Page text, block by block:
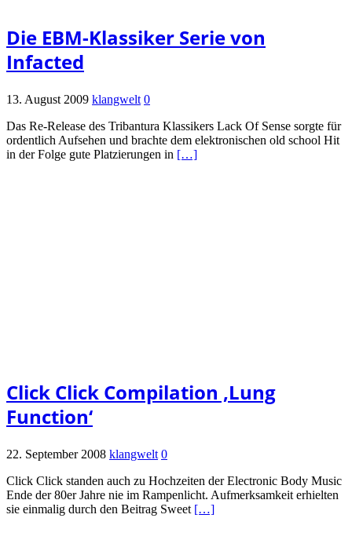
Die EBM-Klassiker Serie von
Infacted
13. August 2009 klangwelt 0
Das Re-Release des Tribantura Klassikers Lack Of Sense sorgte für
ordentlich Aufsehen und brachte dem elektronischen old school Hit
in der Folge gute Platzierungen in […]
Click Click Compilation ‚Lung
Function‘
22. September 2008 klangwelt 0
Click Click standen auch zu Hochzeiten der Electronic Body Music
Ende der 80er Jahre nie im Rampenlicht. Aufmerksamkeit erhielten
sie einmalig durch den Beitrag Sweet […]